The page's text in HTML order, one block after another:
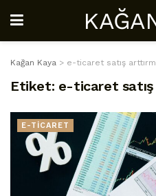
Kağan Kaya > e-ticaret satış
Etiket: e-ticaret
E-TİCARET